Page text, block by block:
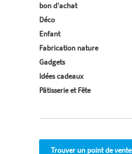
bon d'achat
Déco
Enfant
Fabrication nature
Gadgets
Idées cadeaux
Pâtisserie et Fête
Trouver un point de vente